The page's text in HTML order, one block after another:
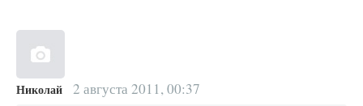
Николай 2 августа 2011, 00:37